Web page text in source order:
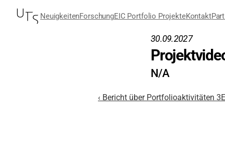
NeuigkeitenForschungEIC Portfolio ProjekteKontakt
30.09.2027
N/A
‹ Bericht über Portfolioaktivitäten 3